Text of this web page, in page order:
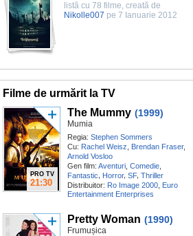
listă cu 78 filme, creată de
Nikolle007 pe 7 Ianuarie 2012
Filme de urmărit la TV
PRO TV
21:30
The Mummy (1999)
Mumia
Regia: Stephen Sommers
Cu: Rachel Weisz Brendan Fraser,
Arnold Vosloo
Gen film: Aventuri Comedie
Fantastic, Horror, SF, Thriller
Distribuitor: Ro Image 2000 Euro
Entertainment Enterprises
Pretty Woman (1990)
Frumușica